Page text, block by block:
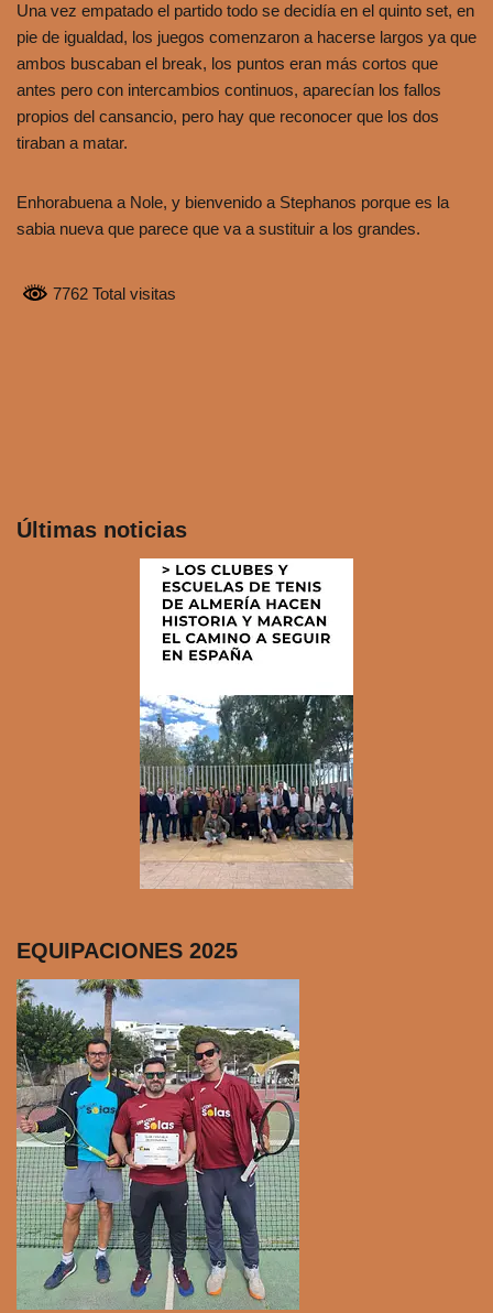
Una vez empatado el partido todo se decidía en el quinto set, en
pie de igualdad, los juegos comenzaron a hacerse largos ya que
ambos buscaban el break, los puntos eran más cortos que
antes pero con intercambios continuos, aparecían los fallos
propios del cansancio, pero hay que reconocer que los dos
tiraban a matar.
Enhorabuena a Nole, y bienvenido a Stephanos porque es la
sabia nueva que parece que va a sustituir a los grandes.
7762 Total visitas
Últimas noticias
EQUIPACIONES 2025